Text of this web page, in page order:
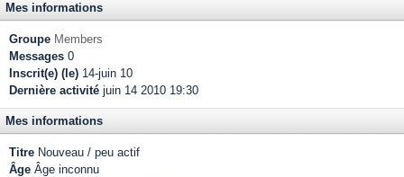
Mes informations
Groupe Members
Messages 0
Inscrit(e) (le) 14-juin 10
Dernière activité juin 14 2010 19:30
Mes informations
Titre Nouveau / peu actif
Âge Âge inconnu